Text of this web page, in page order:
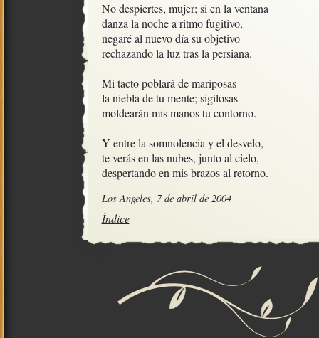
No despiertes, mujer; si en la ventana
danza la noche a ritmo fugitivo,
negaré al nuevo día su objetivo
rechazando la luz tras la persiana.
Mi tacto poblará de mariposas
la niebla de tu mente; sigilosas
moldearán mis manos tu contorno.
Y entre la somnolencia y el desvelo,
te verás en las nubes, junto al cielo,
despertando en mis brazos al retorno.
Los Angeles, 7 de abril de 2004
Índice